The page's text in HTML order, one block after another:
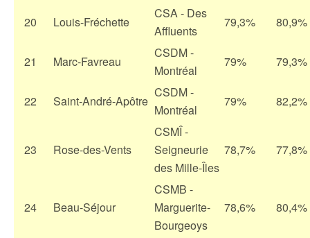
20 Louis-Fréchette
CSA - Des
Affluents
79,3% 80,9%
21 Marc-Favreau
CSDM -
Montréal
79% 79,3%
22 Saint-André-Apôtre
CSDM -
Montréal
79% 82,2%
23 Rose-des-Vents
CSMÎ -
Seigneurie
des Mille-Îles
78,7% 77,8%
24 Beau-Séjour
CSMB -
Marguerite-
Bourgeoys
78,6% 80,4%